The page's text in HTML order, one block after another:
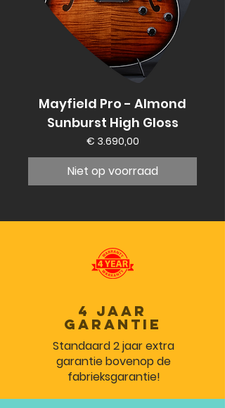
Mayfield Pro - Almond
Sunburst High Gloss
Prijs
€ 3.690,00
Niet op voorraad
4 jaar
garantie
Standaard 2 jaar extra
garantie bovenop de
fabrieksgarantie!